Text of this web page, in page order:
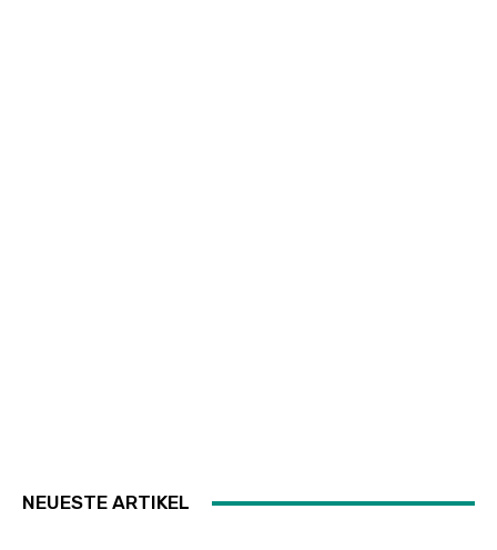
NEUESTE ARTIKEL